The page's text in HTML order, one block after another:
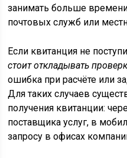
занимать больше
почтовых служб или
Если квитанция не
стоит откладывать
ошибка при расчёте или
Для таких случаев
получения квитанции:
поставщика услуг, в
запросу в офисах